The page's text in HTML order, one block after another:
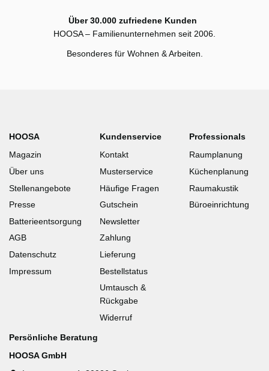
Über 30.000 zufriedene Kunden
HOOSA – Familienunternehmen seit 2006.
Besonderes für Wohnen & Arbeiten.
HOOSA
Magazin
Über uns
Stellenangebote
Presse
Batterieentsorgung
AGB
Datenschutz
Impressum
Kundenservice
Kontakt
Musterservice
Häufige Fragen
Gutschein
Newsletter
Zahlung
Lieferung
Bestellstatus
Umtausch &
Rückgabe
Widerruf
Professionals
Raumplanung
Küchenplanung
Raumakustik
Büroeinrichtung
Persönliche Beratung
HOOSA GmbH